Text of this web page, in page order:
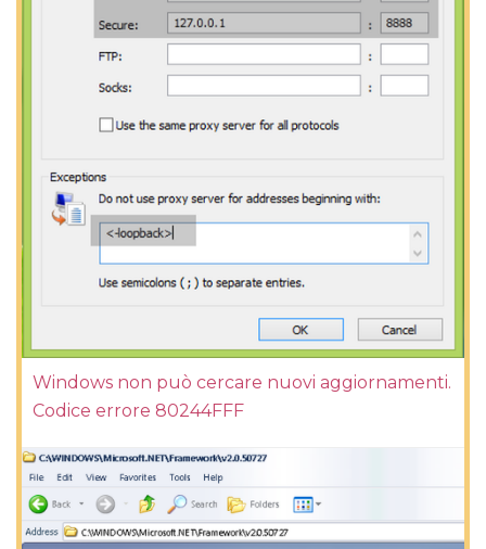
Windows non può cercare nuovi aggiornamenti.
Codice errore 80244FFF